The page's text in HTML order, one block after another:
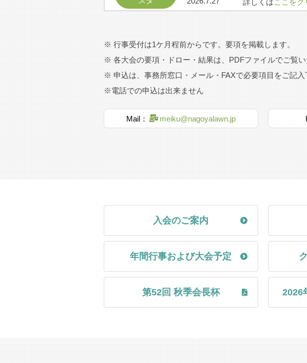
クリスマス 2026.7.24
2026年のクリス
よろしくお願い
秋季会長杯 2026.7.18
余裕をもって対
詳しくはここをク
スポレク 2026.7.14
第32回愛知県ス
開催報告
2026.7.4
甲子園テニスク
詳しくはここをク
※ 行事受付は1ケ月程前からです。要項を掲載します。
※ 各大会の要項・ドロー・結果は、PDFファイルでご覧い
※ 申込は、事務所窓口・メール・FAXで必要項目をご記
※電話での申込は出来ません
Mail： meiku@nagoyalawn.jp
入会のご案内
年間行事および大会予定
第52回 秋季会長杯 2026
1947年（昭和22年）11月 東区武平